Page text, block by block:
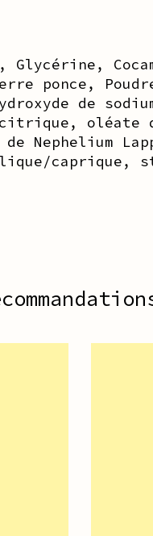
ponce,
de
oléate
Nephelium
caprique,